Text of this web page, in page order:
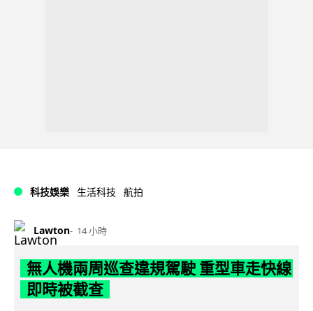
科技娛樂 生活科技 航拍
Lawton 14 小時
無人機兩周巡查違規駕駛 重型車走快線
即時被截查